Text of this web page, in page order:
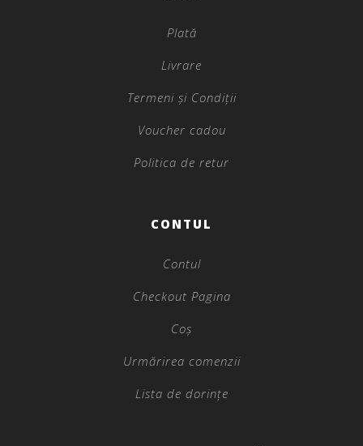
Plată
Livrare
Termeni și Condiții
Voucher cadou
Politica de retur
CONTUL
Contul
Checkout Pagina
Coș
Urmărirea comenzii
Lista de dorințe